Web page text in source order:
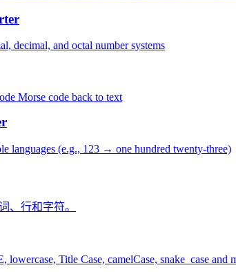
decimal, and octal number systems
Morse code back to text
languages (e.g., 123 → one hundred twenty-three)
、行和字符。
Title Case, camelCase, snake_case and